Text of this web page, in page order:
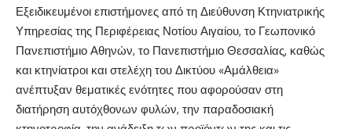
Εξειδικευμένοι επιστήμονες από τη Διεύθυνση Κτηνιατρικής
Υπηρεσίας της Περιφέρειας Νοτίου Αιγαίου, το Γεωπονικό
Πανεπιστήμιο Αθηνών, το Πανεπιστήμιο Θεσσαλίας, καθώς
και κτηνίατροι και στελέχη του Δικτύου «Αμάλθεια»
ανέπτυξαν θεματικές ενότητες που αφορούσαν στη
διατήρηση αυτόχθονων φυλών, την παραδοσιακή